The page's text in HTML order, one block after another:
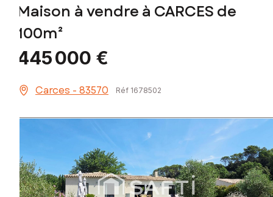
Maison à vendre à CARCES de
100m²
445 000 €
Carces - 83570 Réf 1678502